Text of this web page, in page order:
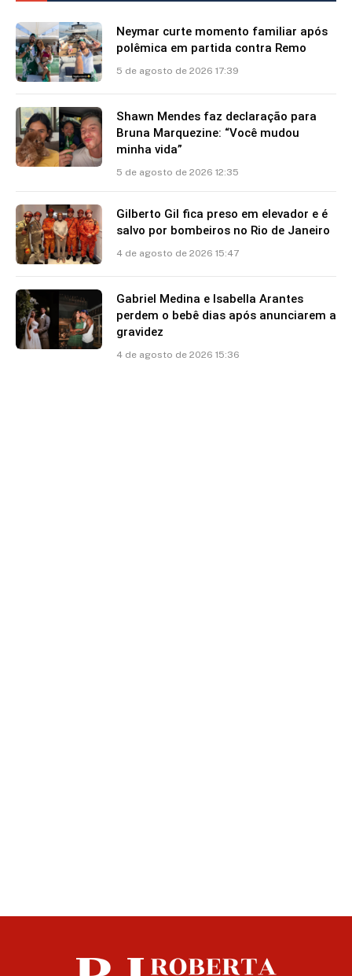
Neymar curte momento familiar após
polêmica em partida contra Remo
5 de agosto de 2026 17:39
Shawn Mendes faz declaração para
Bruna Marquezine: “Você mudou
minha vida”
5 de agosto de 2026 12:35
Gilberto Gil fica preso em elevador e é
salvo por bombeiros no Rio de Janeiro
4 de agosto de 2026 15:47
Gabriel Medina e Isabella Arantes
perdem o bebê dias após anunciarem a
gravidez
4 de agosto de 2026 15:36